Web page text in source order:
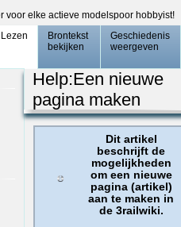
voor elke actieve modelspoor hobbyist!
Lezen
Brontekst
bekijken
Geschiedenis
weergeven
Help:Een nieuwe
pagina maken
Dit artikel
beschrijft de
mogelijkheden
om een nieuwe
pagina (artikel)
aan te maken in
de 3railwiki.